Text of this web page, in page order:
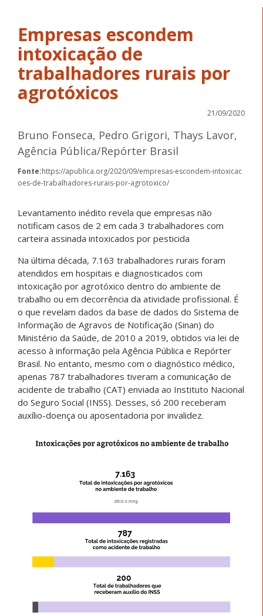
Empresas escondem
intoxicação de
trabalhadores rurais por
agrotóxicos
21/09/2020
Bruno Fonseca, Pedro Grigori, Thays Lavor,
Agência Pública/Repórter Brasil
Fonte:https://apublica.org/2020/09/empresas-escondem-intoxicac
oes-de-trabalhadores-rurais-por-agrotoxico/
Levantamento inédito revela que empresas não
notificam casos de 2 em cada 3 trabalhadores com
carteira assinada intoxicados por pesticida
Na última década, 7.163 trabalhadores rurais foram
atendidos em hospitais e diagnosticados com
intoxicação por agrotóxico dentro do ambiente de
trabalho ou em decorrência da atividade profissional. É
o que revelam dados da base de dados do Sistema de
Informação de Agravos de Notificação (Sinan) do
Ministério da Saúde, de 2010 a 2019, obtidos via lei de
acesso à informação pela Agência Pública e Repórter
Brasil. No entanto, mesmo com o diagnóstico médico,
apenas 787 trabalhadores tiveram a comunicação de
acidente de trabalho (CAT) enviada ao Instituto Nacional
do Seguro Social (INSS). Desses, só 200 receberam
auxílio-doença ou aposentadoria por invalidez.